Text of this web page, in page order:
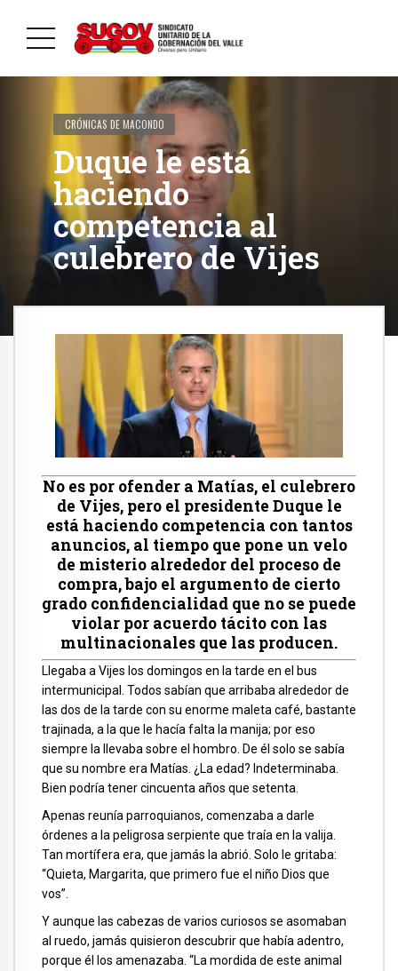
CRÓNICAS DE MACONDO
Duque le está
haciendo
competencia al
culebrero de Vijes
No es por ofender a Matías, el culebrero
de Vijes, pero el presidente Duque le
está haciendo competencia con tantos
anuncios, al tiempo que pone un velo
de misterio alrededor del proceso de
compra, bajo el argumento de cierto
grado confidencialidad que no se puede
violar por acuerdo tácito con las
multinacionales que las producen.
Llegaba a Vijes los domingos en la tarde en el bus
intermunicipal. Todos sabían que arribaba alrededor de
las dos de la tarde con su enorme maleta café, bastante
trajinada, a la que le hacía falta la manija; por eso
siempre la llevaba sobre el hombro. De él solo se sabía
que su nombre era Matías. ¿La edad? Indeterminaba.
Bien podría tener cincuenta años que setenta.
Apenas reunía parroquianos, comenzaba a darle
órdenes a la peligrosa serpiente que traía en la valija.
Tan mortífera era, que jamás la abrió. Solo le gritaba:
“Quieta, Margarita, que primero fue el niño Dios que
vos”.
Y aunque las cabezas de varios curiosos se asomaban
al ruedo, jamás quisieron descubrir que había adentro,
porque él los amenazaba. “La mordida de este animal